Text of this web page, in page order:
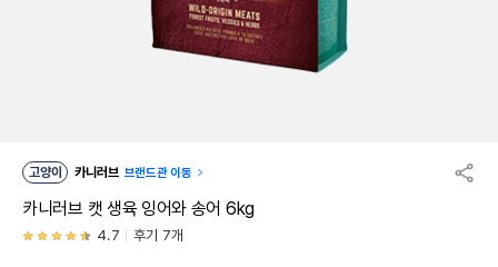
고양이 카니러브 브랜드관 이동
카니러브 캣 생육 잉어와 송어 6kg
4.7 후기 7개